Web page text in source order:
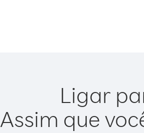
Ligar
Assim que